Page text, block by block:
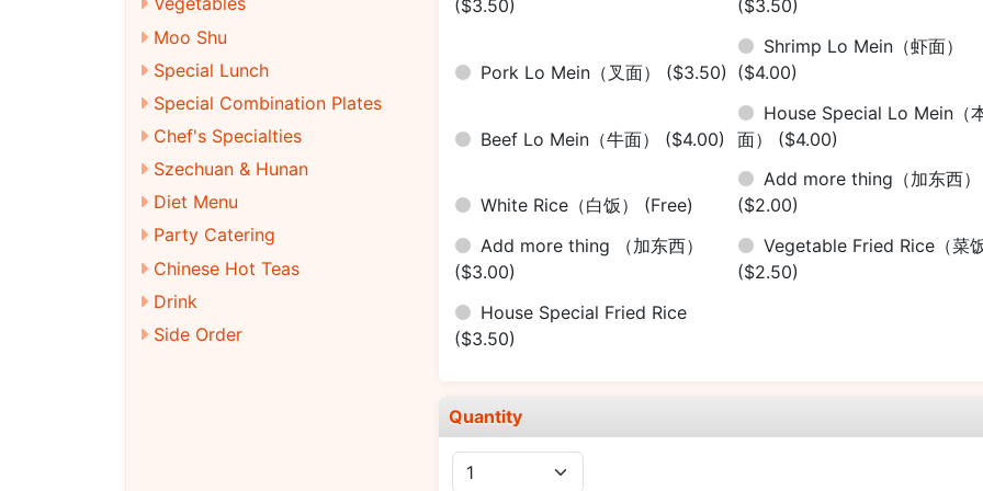
Moo Shu
Special Lunch
Special Combination Plates
Chef's Specialties
Szechuan & Hunan
Diet Menu
Party Catering
Chinese Hot Teas
Drink
Side Order
($3.50)
($3.50)
Pork Lo Mein（叉面） ($3.50)
Shrimp Lo Mein（虾面）
($4.00)
Beef Lo Mein（牛面） ($4.00)
House Special Lo Mein（
面） ($4.00)
White Rice（白饭） (Free)
Add more thing（加东西）
($2.00)
Add more thing （加东西）
($3.00)
Vegetable Fried Rice（菜饭
($2.50)
House Special Fried Rice
($3.50)
Quantity